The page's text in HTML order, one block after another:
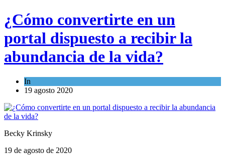
¿Cómo convertirte en un
portal dispuesto a recibir la
abundancia de la vida?
In
19 agosto 2020
Becky Krinsky
19 de agosto de 2020